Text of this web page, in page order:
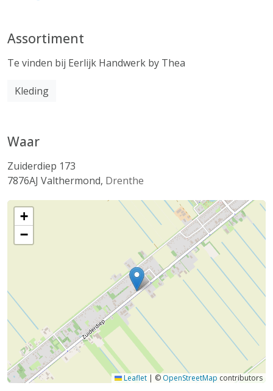
Assortiment
Te vinden bij Eerlijk Handwerk by Thea
Kleding
Waar
Zuiderdiep 173
7876AJ Valthermond, Drenthe
+
−
Leaflet | © OpenStreetMap contributors